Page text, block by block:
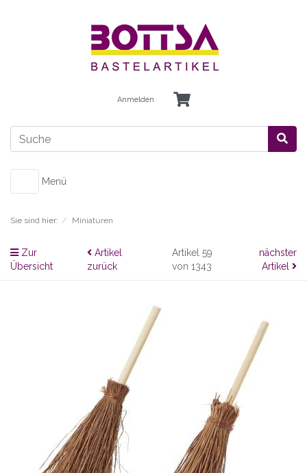
Anmelden
Menü
Sie sind hier: Miniaturen
Zur
Übersicht
Artikel
zurück
Artikel 59
von 1343
nächster
Artikel